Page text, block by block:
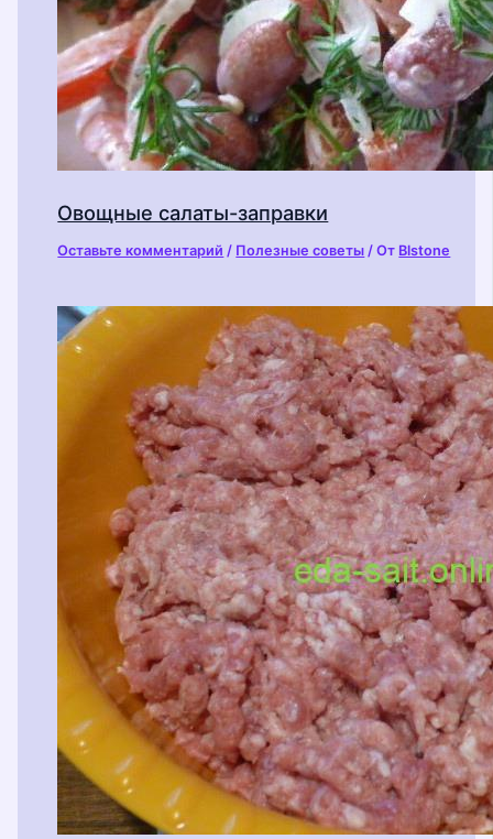
Овощные салаты-заправки
Оставьте комментарий / Полезные советы / От Blstone